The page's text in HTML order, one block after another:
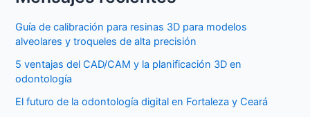
Guía de calibración para resinas 3D para modelos
alveolares y troqueles de alta precisión
5 ventajas del CAD/CAM y la planificación 3D en
odontología
El futuro de la odontología digital en Fortaleza y Ceará